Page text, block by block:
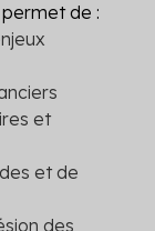
de :
et
et de
des